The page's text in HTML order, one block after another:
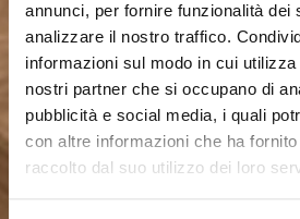
annunci, per fornire funzionalità dei
analizzare il nostro traffico.
informazioni sul modo in cui
nostri partner che si occupano di
pubblicità e social media, i quali
con altre informazioni che ha
raccolto dal suo utilizzo dei loro
Seems like you’re